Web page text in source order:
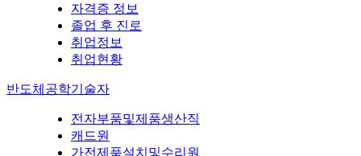
자격증 정보
졸업 후 진로
취업정보
취업현황
반도체공학기술자
전자부품및제품생산직
캐드원
가전제품설치및수리원